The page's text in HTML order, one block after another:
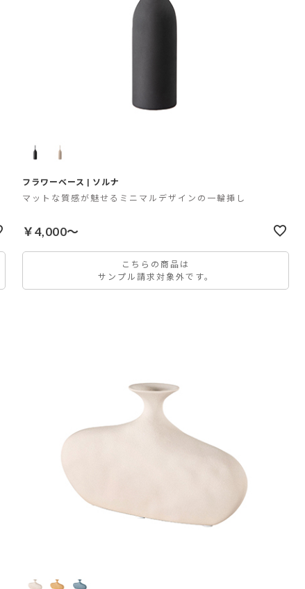
フラワーベース | ソルナ
マットな質感が魅せるミニマルデザインの一輪挿し
￥4,000～
こちらの商品は
サンプル請求対象外です。